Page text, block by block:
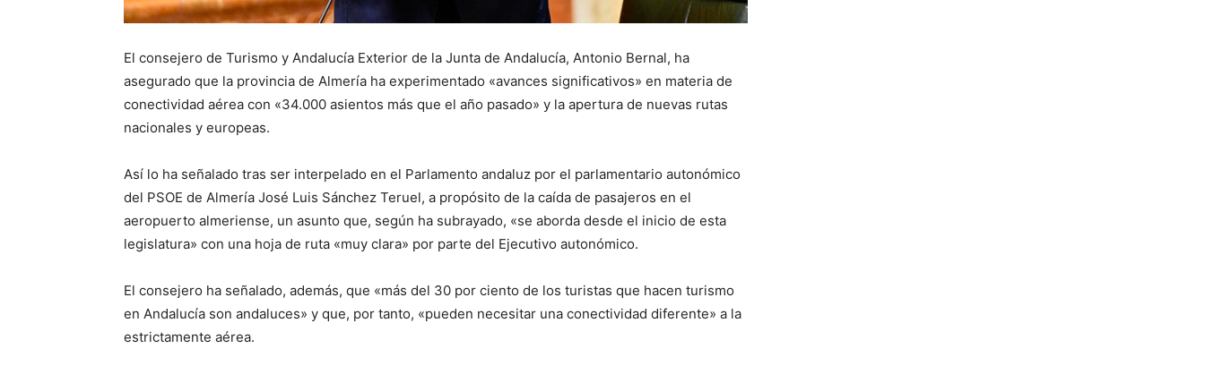
El consejero de Turismo y Andalucía Exterior de la Junta de Andalucía, Antonio Bernal, ha
asegurado que la provincia de Almería ha experimentado «avances significativos» en materia de
conectividad aérea con «34.000 asientos más que el año pasado» y la apertura de nuevas rutas
nacionales y europeas.
Así lo ha señalado tras ser interpelado en el Parlamento andaluz por el parlamentario autonómico
del PSOE de Almería José Luis Sánchez Teruel, a propósito de la caída de pasajeros en el
aeropuerto almeriense, un asunto que, según ha subrayado, «se aborda desde el inicio de esta
legislatura» con una hoja de ruta «muy clara» por parte del Ejecutivo autonómico.
El consejero ha señalado, además, que «más del 30 por ciento de los turistas que hacen turismo
en Andalucía son andaluces» y que, por tanto, «pueden necesitar una conectividad diferente» a la
estrictamente aérea.